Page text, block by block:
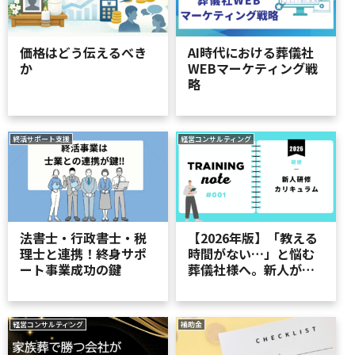
価格はどう伝えるべき
か
AI時代における葬儀社
WEBマーケティング戦
略
終活サポート支援
法書士・行政書士・税
理士と連携！終身サポ
ート事業成功の鍵
経営コンサルティング
【2026年版】「教える
時間がない…」と悩む
葬儀社様へ。新人が即
修カリキュラム
経営コンサルティング 補助金